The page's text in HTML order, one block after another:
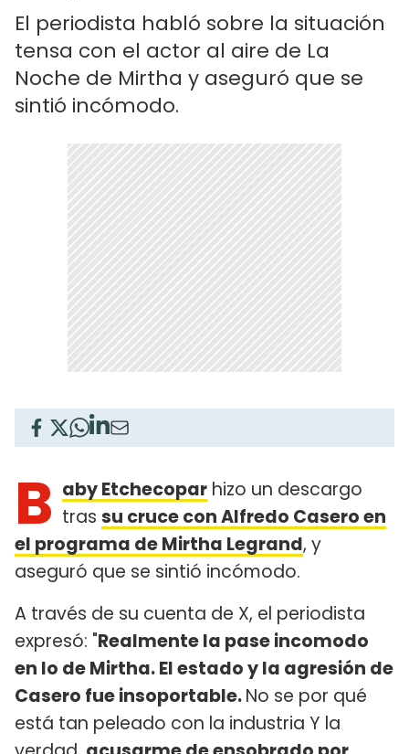
El periodista habló sobre la situación
tensa con el actor al aire de La
Noche de Mirtha y aseguró que se
sintió incómodo.
B aby Etchecopar hizo un descargo
tras su cruce con Alfredo Casero en
el programa de Mirtha Legrand, y
aseguró que se sintió incómodo.
A través de su cuenta de X, el periodista
expresó: "Realmente la pase incomodo
en lo de Mirtha. El estado y la agresión de
Casero fue insoportable.No se por qué
está tan peleado con la industria Y la